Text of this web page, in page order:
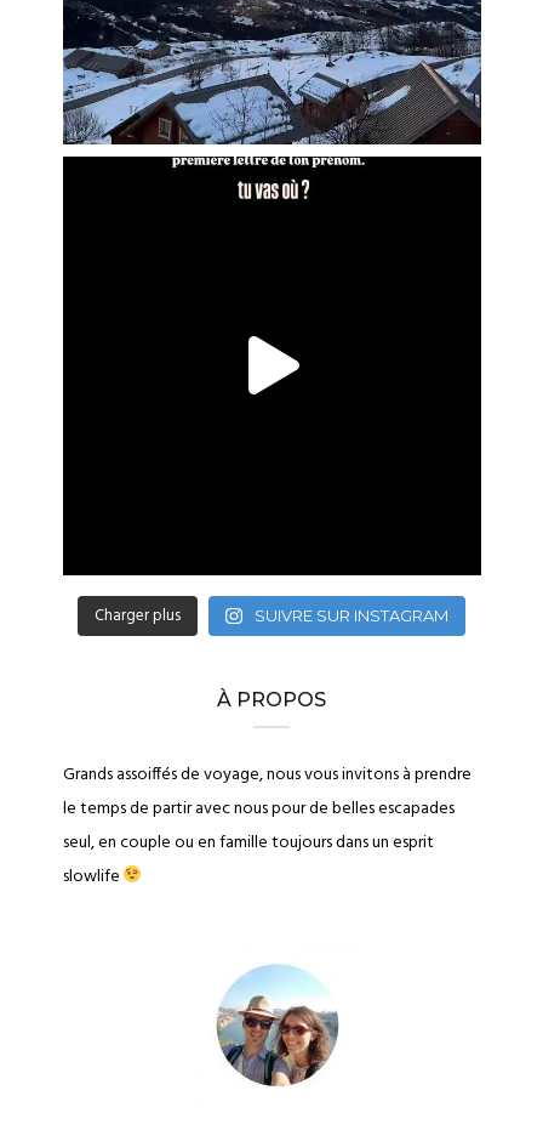
Charger plus SUIVRE SUR INSTAGRAM
À PROPOS
Grands assoiffés de voyage, nous vous invitons à prendre
le temps de partir avec nous pour de belles escapades
seul, en couple ou en famille toujours dans un esprit
slowlife